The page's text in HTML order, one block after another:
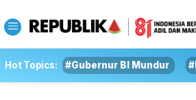
Hot Topics: #Gubernur BI Mundur